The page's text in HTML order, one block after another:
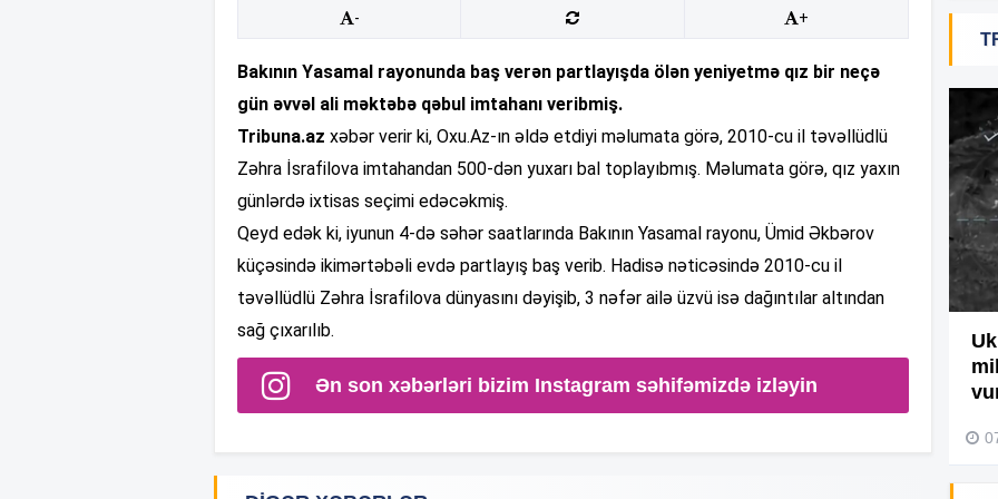
- +
Bakının Yasamal rayonunda baş verən partlayışda ölən yeniyetmə qız bir neçə
gün əvvəl ali məktəbə qəbul imtahanı veribmiş.
Tribuna.az xəbər verir ki, Oxu.Az-ın əldə etdiyi məlumata görə, 2010-cu il təvəllüdlü
Zəhra İsrafilova imtahandan 500-dən yuxarı bal toplayıbmış. Məlumata görə, qız yaxın
günlərdə ixtisas seçimi edəcəkmiş.
Qeyd edək ki, iyunun 4-də səhər saatlarında Bakının Yasamal rayonu, Ümid Əkbərov
küçəsində ikimərtəbəli evdə partlayış baş verib. Hadisə nəticəsində 2010-cu il
təvəllüdlü Zəhra İsrafilova dünyasını dəyişib, 3 nəfər ailə üzvü isə dağıntılar altından
sağ çıxarılıb.
Ən son xəbərləri bizim Instagram səhifəmizdə izləyin
04 Avqust 2026, 09:45